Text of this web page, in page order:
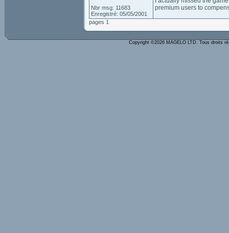
Nbr msg: 11683
Enregistré: 05/05/2001
premium users to
pages 1
Copyright ©2026 MAGELO LTD. Tous droits